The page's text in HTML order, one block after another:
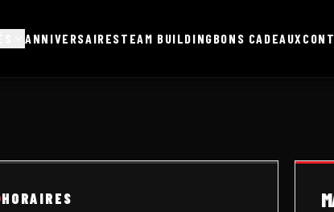
ANNIVERSAIRESTEAM BUILDINGBONS CADEAUX
HORAIRES